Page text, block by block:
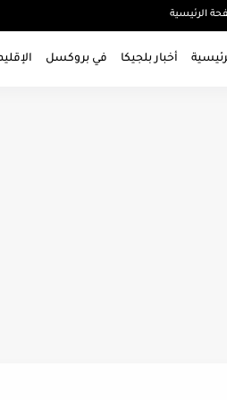
الرئيسية
أخبار بلجيكا في بروكسل